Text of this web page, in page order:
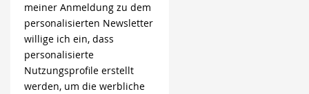
meiner Anmeldung zu dem
personalisierten Newsletter
willige ich ein, dass
personalisierte
Nutzungsprofile erstellt
werden, um die werbliche